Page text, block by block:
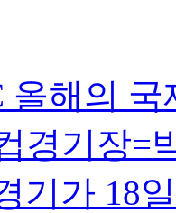
올해의
경기장
기가 18